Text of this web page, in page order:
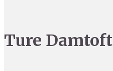
Ture Damtoft